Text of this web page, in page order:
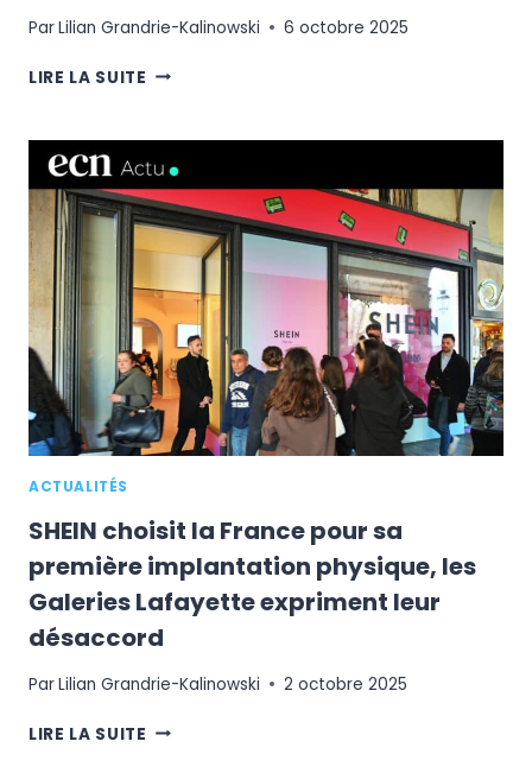
ParLilian Grandrie-Kalinowski 6 octobre 2025
LIRE LA SUITE JUST
:
AMAZON
LANCE
SA
PREMIÈRE
EXPÉRIENCE
D’ACHAT
SANS
CAISSE
EN
FRANCE
ACTUALITÉS
SHEIN choisit la France pour sa
première implantation physique, les
Galeries Lafayette expriment leur
désaccord
ParLilian Grandrie-Kalinowski 2 octobre 2025
LIRE LA SUITE SHEIN